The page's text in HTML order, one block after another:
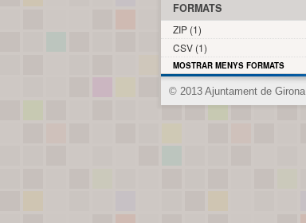
FORMATS
ZIP (1)
CSV (1)
MOSTRAR MENYS FORMATS
© 2013 Ajuntament de Girona